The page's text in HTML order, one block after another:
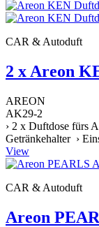
CAR & Autoduft
2 x Areon
AREON
AK29-2
› 2 x Duftdose fürs
Getränkehalter ›
View
CAR & Autoduft
Areon